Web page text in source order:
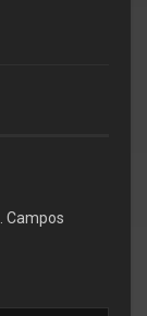
Campos